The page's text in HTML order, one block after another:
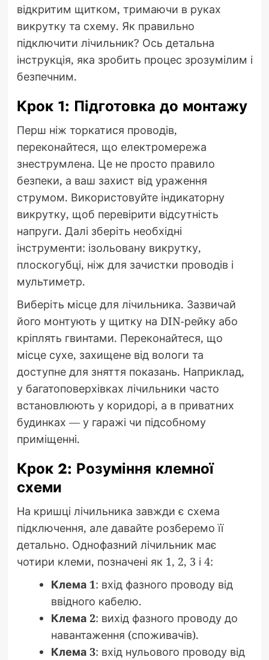
відкритим щитком, тримаючи в руках
викрутку та схему. Як правильно
підключити лічильник? Ось детальна
інструкція, яка зробить процес зрозумілим і
безпечним.
Крок 1: Підготовка до монтажу
Перш ніж торкатися проводів,
переконайтеся, що електромережа
знеструмлена. Це не просто правило
безпеки, а ваш захист від ураження
струмом. Використовуйте індикаторну
викрутку, щоб перевірити відсутність
напруги. Далі зберіть необхідні
інструменти: ізольовану викрутку,
плоскогубці, ніж для зачистки проводів і
мультиметр.
Виберіть місце для лічильника. Зазвичай
його монтують у щитку на DIN-рейку або
кріплять гвинтами. Переконайтеся, що
місце сухе, захищене від вологи та
доступне для зняття показань. Наприклад,
у багатоповерхівках лічильники часто
встановлюють у коридорі, а в приватних
будинках — у гаражі чи підсобному
приміщенні.
Крок 2: Розуміння клемної
схеми
На кришці лічильника завжди є схема
підключення, але давайте розберемо її
детально. Однофазний лічильник має
чотири клеми, позначені як 1, 2, 3 і 4:
Клема 1: вхід фазного проводу від
ввідного кабелю.
Клема 2: вихід фазного проводу до
навантаження (споживачів).
Клема 3: вхід нульового проводу від